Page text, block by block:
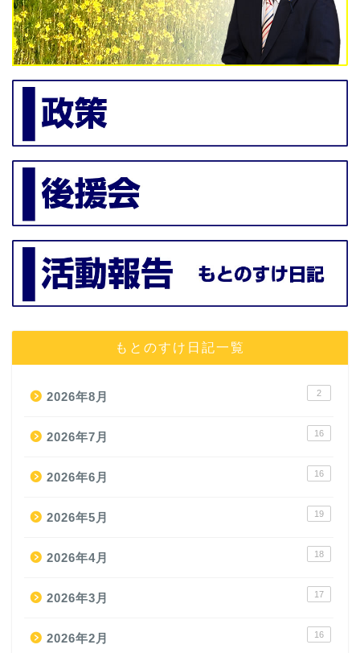
もとのすけ日記一覧
2026年8月 2
2026年7月 16
2026年6月 16
2026年5月 19
2026年4月 18
2026年3月 17
2026年2月 16